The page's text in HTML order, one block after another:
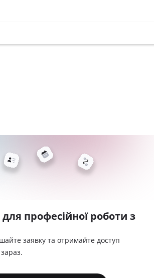
професійної роботи з
заявку та отримайте доступ